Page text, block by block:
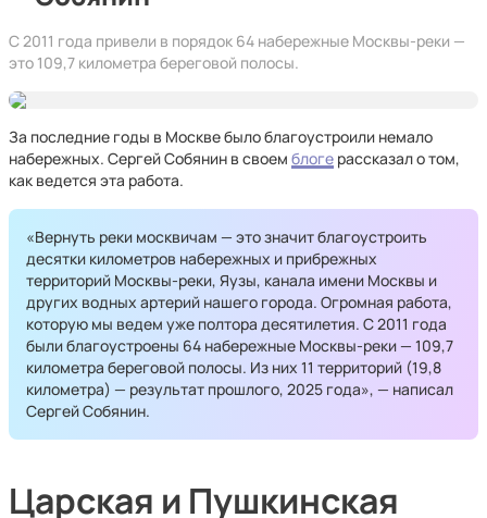
С 2011 года привели в порядок 64 набережные Москвы-реки —
это 109,7 километра береговой полосы.
За последние годы в Москве было благоустроили немало
набережных. Сергей Собянин в своем блоге рассказал о том,
как ведется эта работа.
«Вернуть реки москвичам — это значит благоустроить
десятки километров набережных и прибрежных
территорий Москвы-реки, Яузы, канала имени Москвы и
других водных артерий нашего города. Огромная работа,
которую мы ведем уже полтора десятилетия. С 2011 года
были благоустроены 64 набережные Москвы-реки — 109,7
километра береговой полосы. Из них 11 территорий (19,8
километра) — результат прошлого, 2025 года», — написал
Сергей Собянин.
Царская и Пушкинская